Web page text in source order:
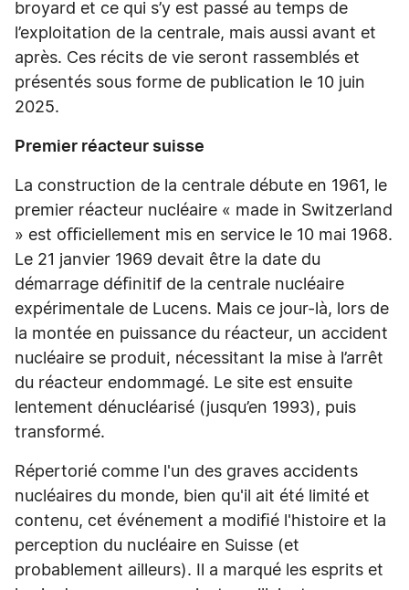
broyard et ce qui s’y est passé au temps de
l’exploitation de la centrale, mais aussi avant et
après. Ces récits de vie seront rassemblés et
présentés sous forme de publication le 10 juin
2025.
Premier réacteur suisse
La construction de la centrale débute en 1961, le
premier réacteur nucléaire « made in Switzerland
» est oﬃciellement mis en service le 10 mai 1968.
Le 21 janvier 1969 devait être la date du
démarrage déﬁnitif de la centrale nucléaire
expérimentale de Lucens. Mais ce jour-là, lors de
la montée en puissance du réacteur, un accident
nucléaire se produit, nécessitant la mise à l’arrêt
du réacteur endommagé. Le site est ensuite
lentement dénucléarisé (jusqu’en 1993), puis
transformé.
Répertorié comme l'un des graves accidents
nucléaires du monde, bien qu'il ait été limité et
contenu, cet événement a modiﬁé l'histoire et la
perception du nucléaire en Suisse (et
probablement ailleurs). Il a marqué les esprits et